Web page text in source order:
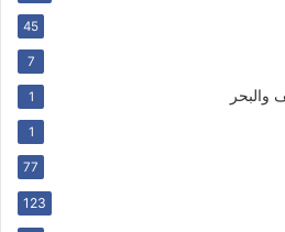
45
7
1
1
77
123